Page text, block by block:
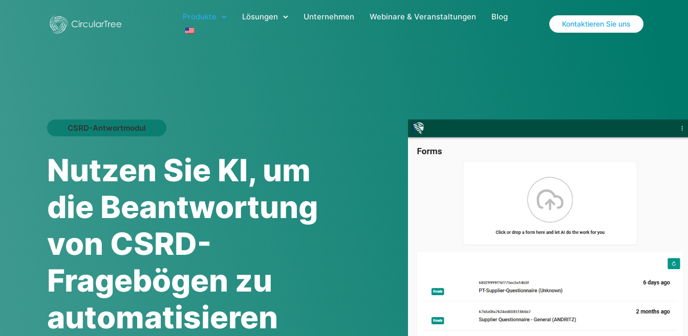
Produkte Lösungen Unternehmen Webinare & Veranstaltungen Blog
Kontaktieren Sie uns
CSRD-Antwortmodul
Nutzen Sie KI, um
die Beantwortung
von CSRD-
Fragebögen zu
automatisieren